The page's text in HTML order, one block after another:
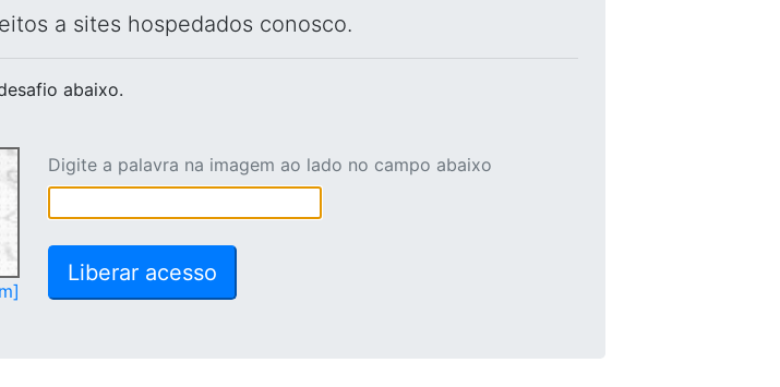
a sites hospedados conosco.
abaixo.
Digite a palavra na imagem ao lado no campo abaixo